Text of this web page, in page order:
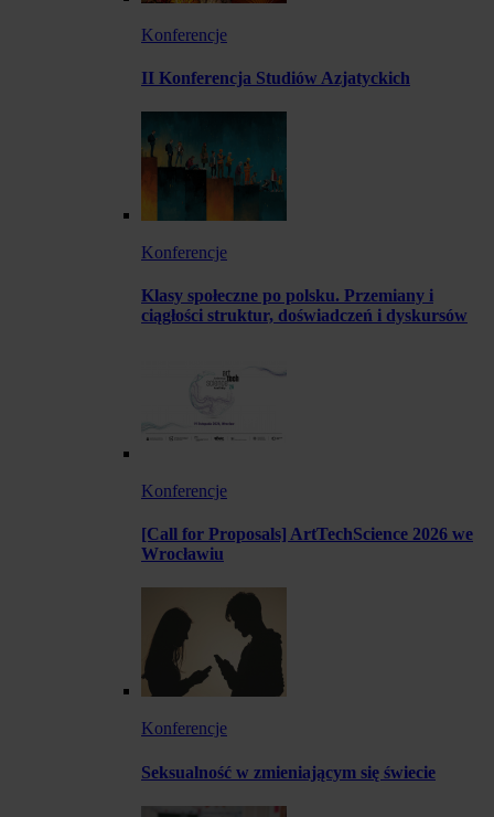
Konferencje
II Konferencja Studiów Azjatyckich
Konferencje
Klasy społeczne po polsku. Przemiany i
ciągłości struktur, doświadczeń i dyskursów
Konferencje
[Call for Proposals] ArtTechScience 2026 we
Wrocławiu
Konferencje
Seksualność w zmieniającym się świecie